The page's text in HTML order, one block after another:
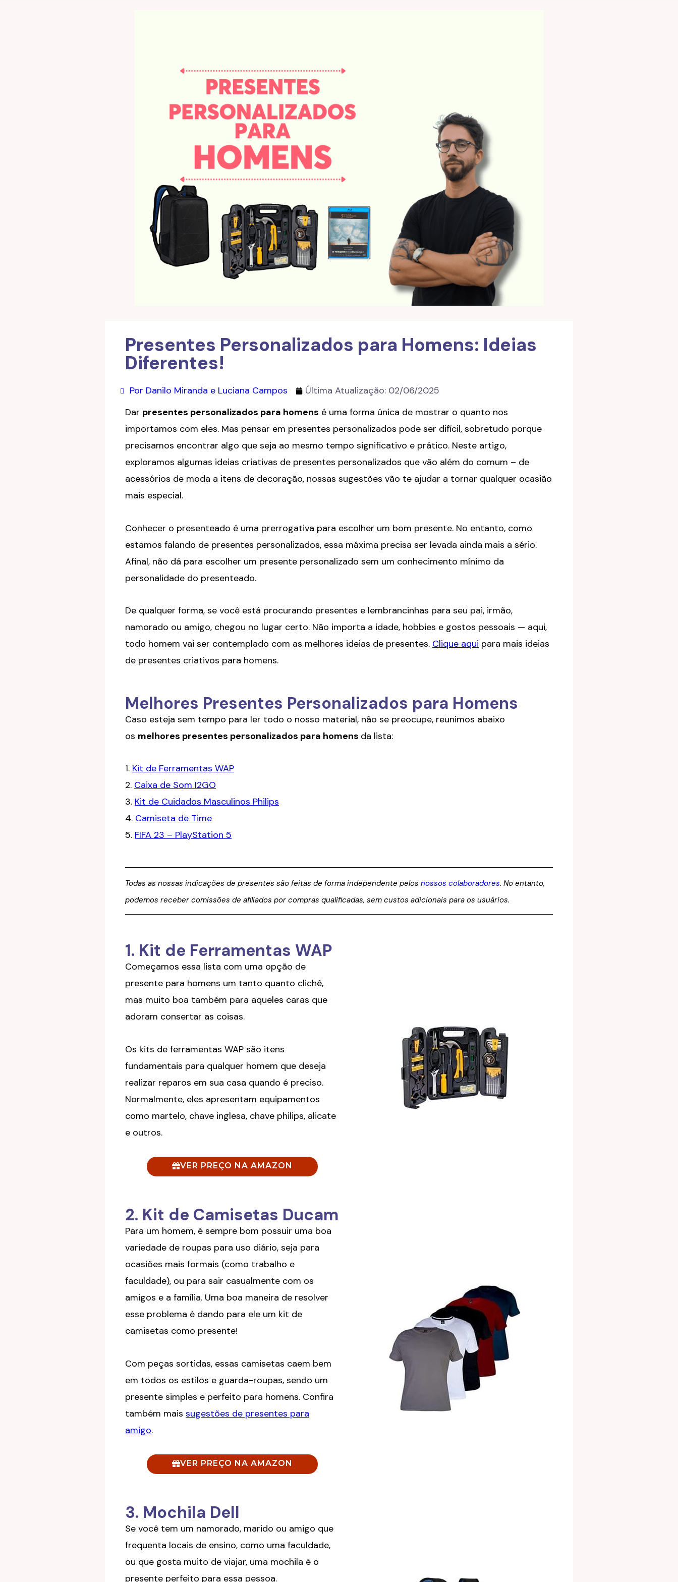
Presentes Personalizados para Homens: Ideias
Diferentes!
Por Danilo Miranda e Luciana Campos Última Atualização: 02/06/2025
Dar presentes personalizados para homens é uma forma única de mostrar o quanto nos
importamos com eles. Mas pensar em presentes personalizados pode ser difícil, sobretudo porque
precisamos encontrar algo que seja ao mesmo tempo significativo e prático. Neste artigo,
exploramos algumas ideias criativas de presentes personalizados que vão além do comum – de
acessórios de moda a itens de decoração, nossas sugestões vão te ajudar a tornar qualquer ocasião
mais especial.
Conhecer o presenteado é uma prerrogativa para escolher um bom presente. No entanto, como
estamos falando de presentes personalizados, essa máxima precisa ser levada ainda mais a sério.
Afinal, não dá para escolher um presente personalizado sem um conhecimento mínimo da
personalidade do presenteado.
De qualquer forma, se você está procurando presentes e lembrancinhas para seu pai, irmão,
namorado ou amigo, chegou no lugar certo. Não importa a idade, hobbies e gostos pessoais — aqui,
todo homem vai ser contemplado com as melhores ideias de presentes. Clique aqui para mais ideias
de presentes criativos para homens.
Melhores Presentes Personalizados para Homens
Caso esteja sem tempo para ler todo o nosso material, não se preocupe, reunimos abaixo
os melhores presentes personalizados para homens da lista:
1. Kit de Ferramentas WAP
2. Caixa de Som I2GO
3. Kit de Cuidados Masculinos Philips
4. Camiseta de Time
5. FIFA 23 – PlayStation 5
Todas as nossas indicações de presentes são feitas de forma independente pelos nossos colaboradores. No entanto,
podemos receber comissões de afiliados por compras qualificadas, sem custos adicionais para os usuários.
1. Kit de Ferramentas WAP
Começamos essa lista com uma opção de
presente para homens um tanto quanto clichê,
mas muito boa também para aqueles caras que
adoram consertar as coisas.
Os kits de ferramentas WAP são itens
fundamentais para qualquer homem que deseja
realizar reparos em sua casa quando é preciso.
Normalmente, eles apresentam equipamentos
como martelo, chave inglesa, chave philips, alicate
e outros.
VER PREÇO NA AMAZON
2. Kit de Camisetas Ducam
Para um homem, é sempre bom possuir uma boa
variedade de roupas para uso diário, seja para
ocasiões mais formais (como trabalho e
faculdade), ou para sair casualmente com os
amigos e a família. Uma boa maneira de resolver
esse problema é dando para ele um kit de
camisetas como presente!
Com peças sortidas, essas camisetas caem bem
em todos os estilos e guarda-roupas, sendo um
presente simples e perfeito para homens. Confira
também mais sugestões de presentes para
amigo.
VER PREÇO NA AMAZON
3. Mochila Dell
Se você tem um namorado, marido ou amigo que
frequenta locais de ensino, como uma faculdade,
ou que gosta muito de viajar, uma mochila é o
presente perfeito para essa pessoa.